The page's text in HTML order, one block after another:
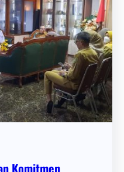
Komitmen